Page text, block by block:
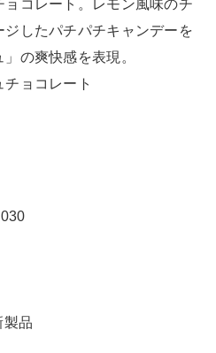
ョコレート。レモン風味のチ
ジしたパチパチキャンデーを
の爽快感を表現。
ョコレート
製品